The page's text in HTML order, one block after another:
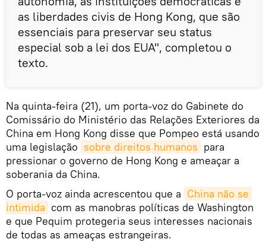
as liberdades civis de Hong Kong, que são
essenciais para preservar seu status
especial sob a lei dos EUA", completou o
texto.
Na quinta-feira (21), um porta-voz do Gabinete do
Comissário do Ministério das Relações Exteriores da
China em Hong Kong disse que Pompeo está usando
uma legislação sobre direitos humanos para
pressionar o governo de Hong Kong e ameaçar a
soberania da China.
O porta-voz ainda acrescentou que a China não se
intimida com as manobras políticas de Washington
e que Pequim protegeria seus interesses nacionais
de todas as ameaças estrangeiras.